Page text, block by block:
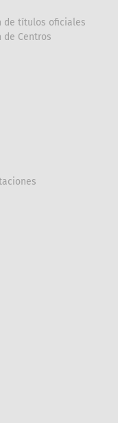
de títulos oficiales
de Centros